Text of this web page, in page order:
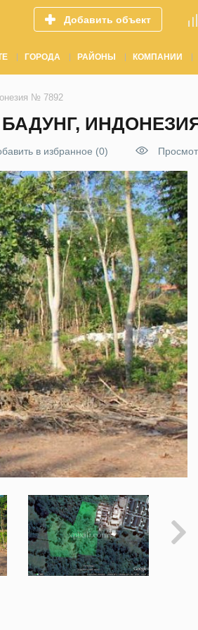
Добавить объект
ГОРОДА РАЙОНЫ КОМПАНИИ
№ 7892
в избранное (0)